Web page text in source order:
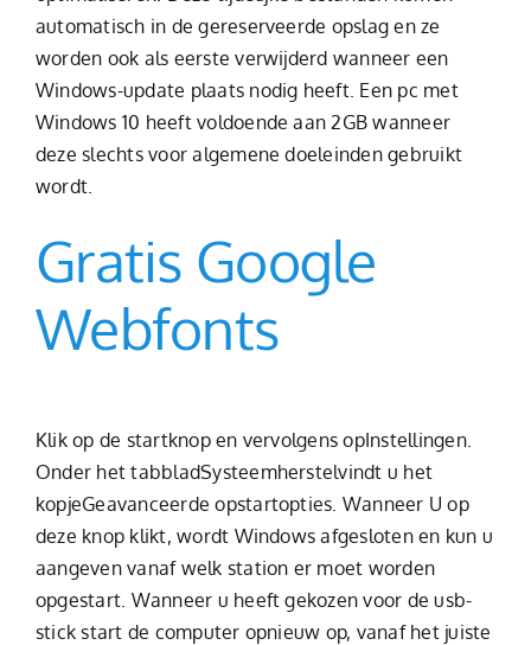
automatisch in de gereserveerde opslag en ze
worden ook als eerste verwijderd wanneer een
Windows-update plaats nodig heeft. Een pc met
Windows 10 heeft voldoende aan 2GB wanneer
deze slechts voor algemene doeleinden gebruikt
wordt.
Gratis Google
Webfonts
Klik op de startknop en vervolgens opInstellingen.
Onder het tabbladSysteemherstelvindt u het
kopjeGeavanceerde opstartopties. Wanneer U op
deze knop klikt, wordt Windows afgesloten en kun u
aangeven vanaf welk station er moet worden
opgestart. Wanneer u heeft gekozen voor de usb-
stick start de computer opnieuw op, vanaf het juiste